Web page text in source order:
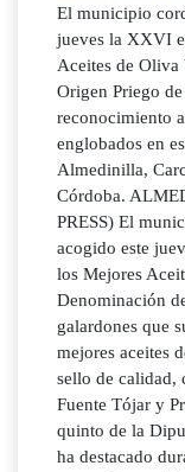
El municipio
jueves la XXVI
Aceites de Oliva
Origen Priego
reconocimiento
englobados en
Almedinilla,
Córdoba.
PRESS) El
acogido este
los Mejores
Denominación
galardones que
mejores aceites
sello de calidad,
Fuente Tójar y
quinto de la
ha destacado